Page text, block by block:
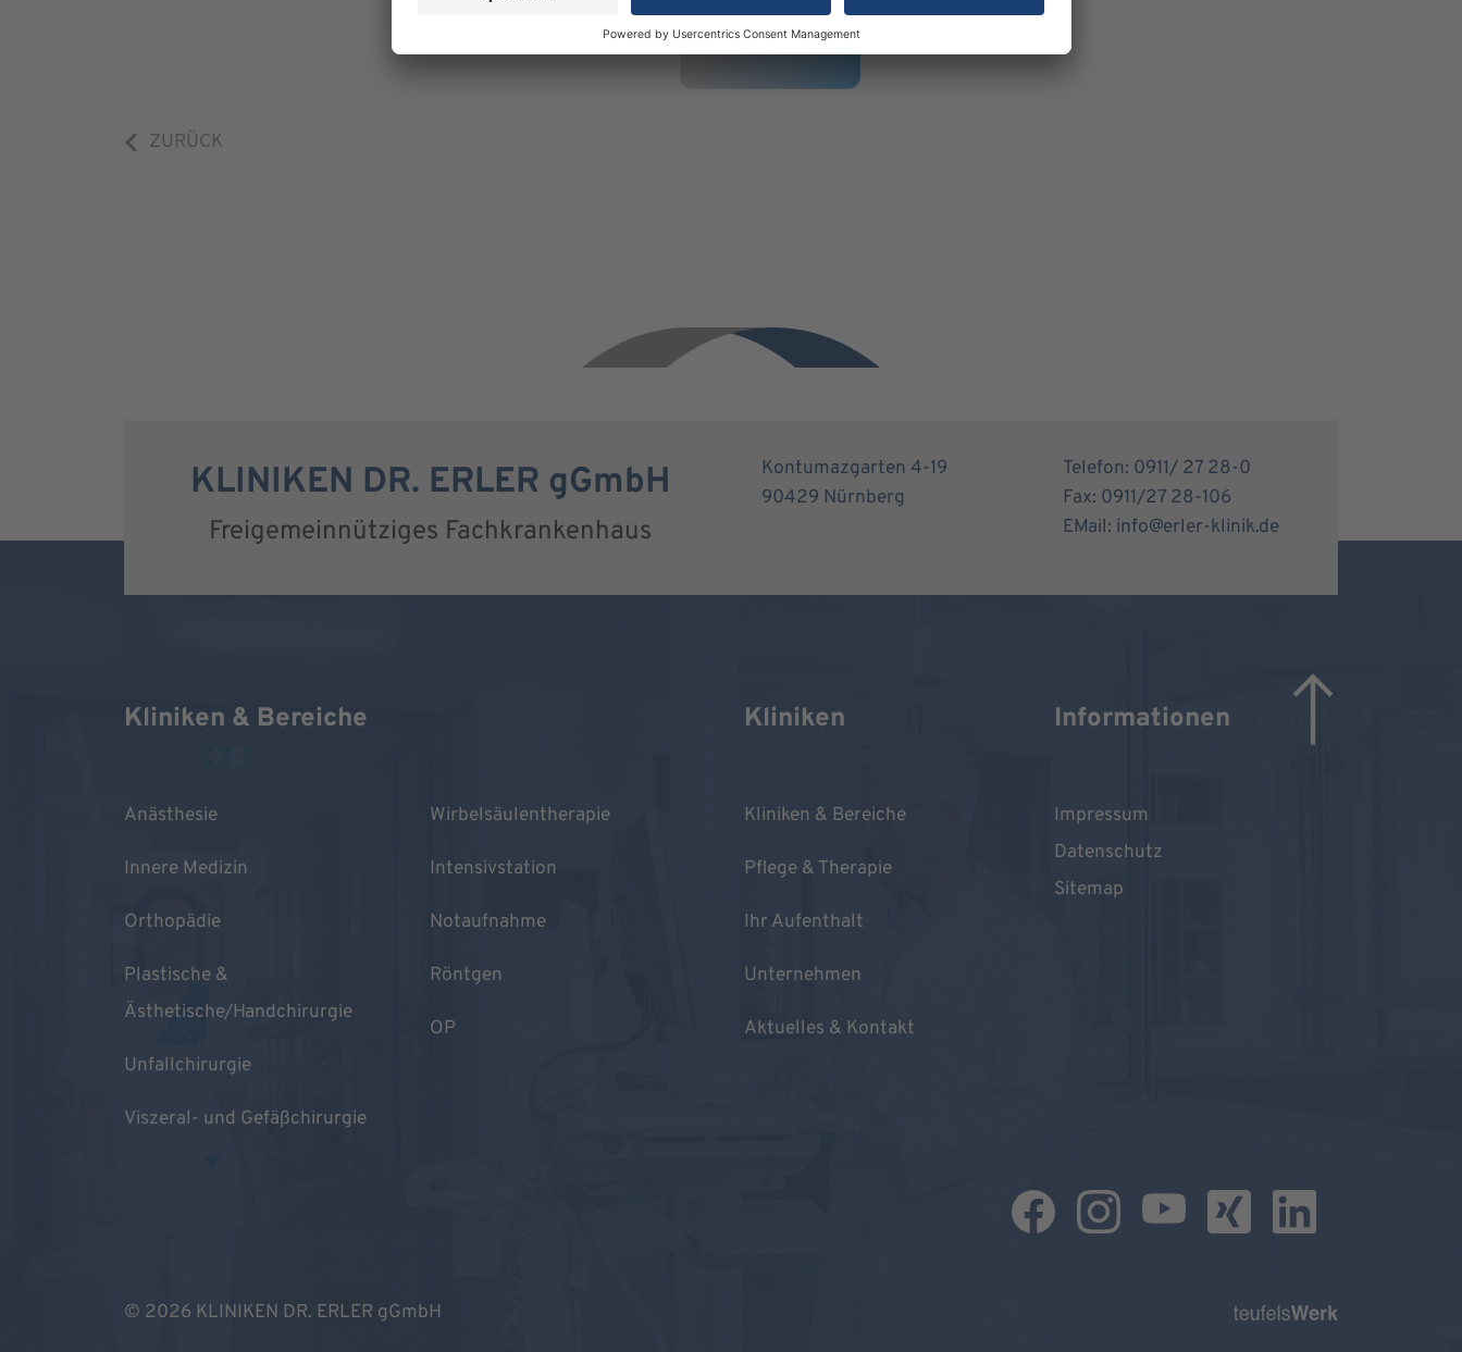
ZURÜCK
KLINIKEN DR. ERLER gGmbH
Freigemeinnütziges Fachkrankenhaus
Kontumazgarten 4-19
90429 Nürnberg
Telefon: 0911/ 27 28-0
Fax: 0911/27 28-106
EMail: info@erler-klinik.de
Kliniken & Bereiche
Anästhesie
Innere Medizin
Orthopädie
Plastische &
Ästhetische/Handchirurgie
Unfallchirurgie
Viszeral- und Gefäßchirurgie
Wirbelsäulentherapie
Intensivstation
Notaufnahme
Röntgen
OP
Kliniken
Kliniken & Bereiche
Pflege & Therapie
Ihr Aufenthalt
Unternehmen
Aktuelles & Kontakt
Informationen
Impressum
Datenschutz
Sitemap
© 2026 KLINIKEN DR. ERLER gGmbH